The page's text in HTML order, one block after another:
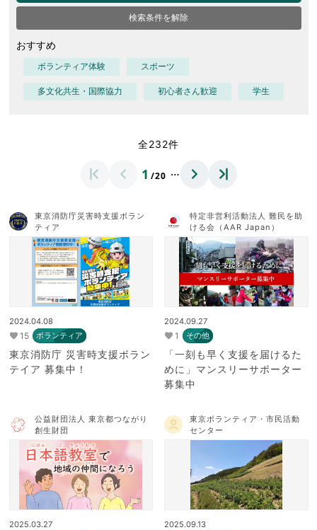
検索条件を解除
おすすめ
ボランティア体験 スポーツ
多文化共生・国際協力 初心者さん歓迎 学生
全232件
1 /20 …
東京消防庁災害時支援ボラン
ティア
2024.04.08
15 ボランティア
東京消防庁 災害時支援ボラン
テイア 募集中！
特定非営利活動法人 難民を助
ける会（AAR Japan）
2024.09.27
1 その他
「一刻も早く支援を届けるた
めに」マンスリーサポーター
募集中
公益財団法人 東京都つながり
創生財団
2025.03.27
東京ボランティア・市民活動
センター
2025.09.13